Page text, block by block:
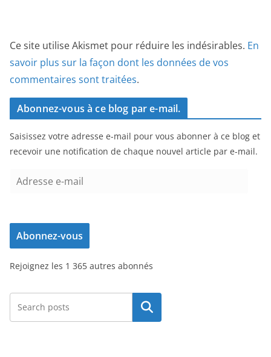
Ce site utilise Akismet pour réduire les indésirables. En
savoir plus sur la façon dont les données de vos
commentaires sont traitées.
Abonnez-vous à ce blog par e-mail.
Saisissez votre adresse e-mail pour vous abonner à ce blog et
recevoir une notification de chaque nouvel article par e-mail.
e
s
e
-
Abonnez-vous
Rejoignez les 1 365 autres abonnés
Rechercher